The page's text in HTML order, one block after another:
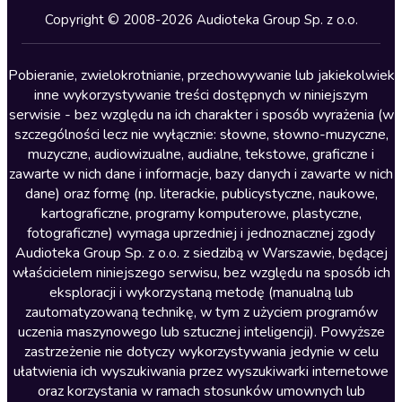
Kryminały
Lektury szkolne
Literatura anglojęzyczna
Literatura faktu
Literatura obyczajowa
Literatura piękna obca
Literatura piękna polska
Nagrania relaksacyjne
Nauka języków
Nauki humanistyczne
Podcasty i audycje
Polityka
Prasa
Copyright © 2008-2026 Audioteka Group Sp. z o.o.
Pobieranie, zwielokrotnianie, przechowywanie lub jakiekolwiek
inne wykorzystywanie treści dostępnych w niniejszym
serwisie - bez względu na ich charakter i sposób wyrażenia (w
szczególności lecz nie wyłącznie: słowne, słowno-muzyczne,
muzyczne, audiowizualne, audialne, tekstowe, graficzne i
zawarte w nich dane i informacje, bazy danych i zawarte w nich
dane) oraz formę (np. literackie, publicystyczne, naukowe,
kartograficzne, programy komputerowe, plastyczne,
fotograficzne) wymaga uprzedniej i jednoznacznej zgody
Audioteka Group Sp. z o.o. z siedzibą w Warszawie, będącej
właścicielem niniejszego serwisu, bez względu na sposób ich
eksploracji i wykorzystaną metodę (manualną lub
zautomatyzowaną technikę, w tym z użyciem programów
uczenia maszynowego lub sztucznej inteligencji). Powyższe
zastrzeżenie nie dotyczy wykorzystywania jedynie w celu
ułatwienia ich wyszukiwania przez wyszukiwarki internetowe
oraz korzystania w ramach stosunków umownych lub